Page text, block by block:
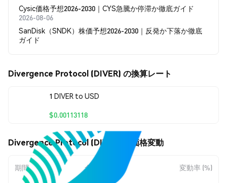
Cysic価格予想2026-2030｜CYS急騰か停滞か徹底ガイド
2026-08-06
SanDisk（SNDK）株価予想2026-2030｜反発か下落か徹底
ガイド
Divergence Protocol (DIVER) の換算レート
1 DIVER to USD
$0.00113118
Divergence Protocol (DIVER) の価格変動
期間 金額変動 変動率 (%)